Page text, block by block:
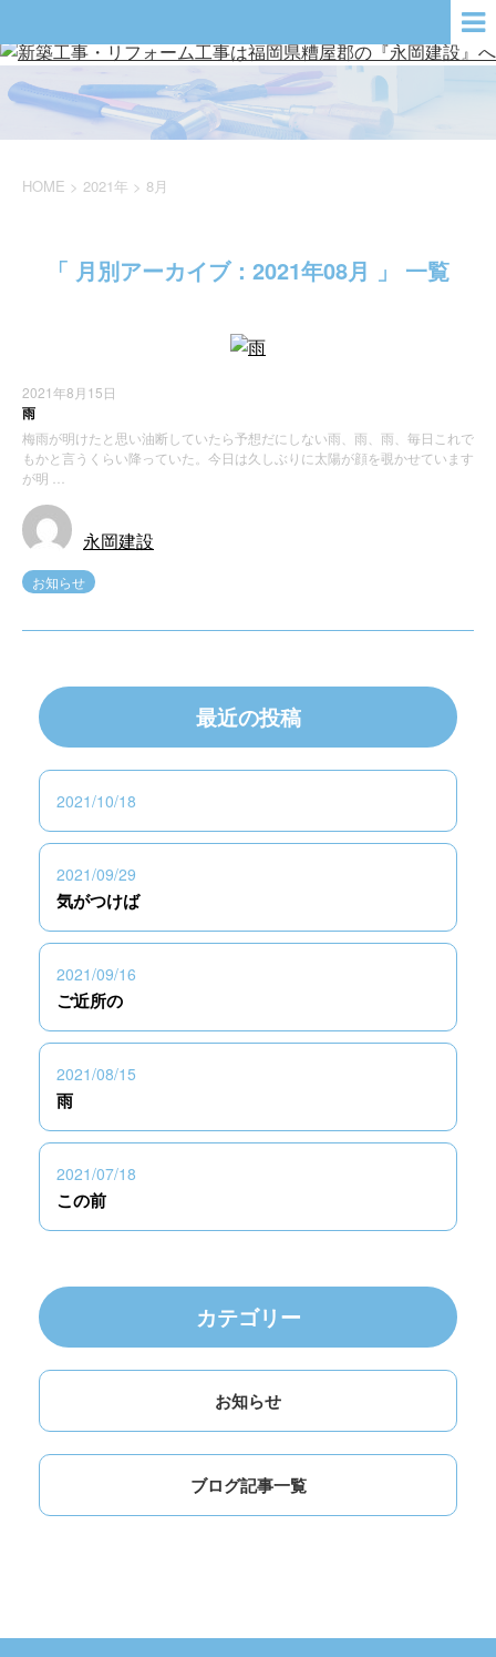
HOME > 2021年 > 8月
「 月別アーカイブ：2021年08月 」 一覧
2021年8月15日
雨
梅雨が明けたと思い油断していたら予想だにしない雨、雨、雨、毎日これで
もかと言うくらい降っていた。今日は久しぶりに太陽が顔を覗かせています
が明 …
永岡建設
お知らせ
最近の投稿
2021/10/18
2021/09/29
気がつけば
2021/09/16
ご近所の
2021/08/15
雨
2021/07/18
この前
カテゴリー
お知らせ
ブログ記事一覧